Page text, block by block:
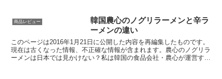
商品レビュー
韓国農心のノグリラーメンと辛ラ
ーメンの違い
このページは2016年1月21日に公開した内容を再編集したものです。
現在は古くなった情報、不正確な情報が含まれます。農心のノグリラ
ーメンは日本では見かけない？私は韓国の食品会社・農心が運営する